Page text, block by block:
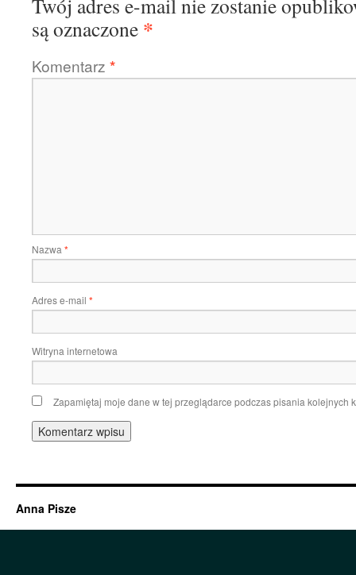
Twój adres e-mail nie zostanie
są oznaczone *
Komentarz *
Nazwa *
Adres e-mail *
Witryna internetowa
Zapamiętaj moje dane w tej przeglądarce podczas pisania kolejnych
Anna Pisze